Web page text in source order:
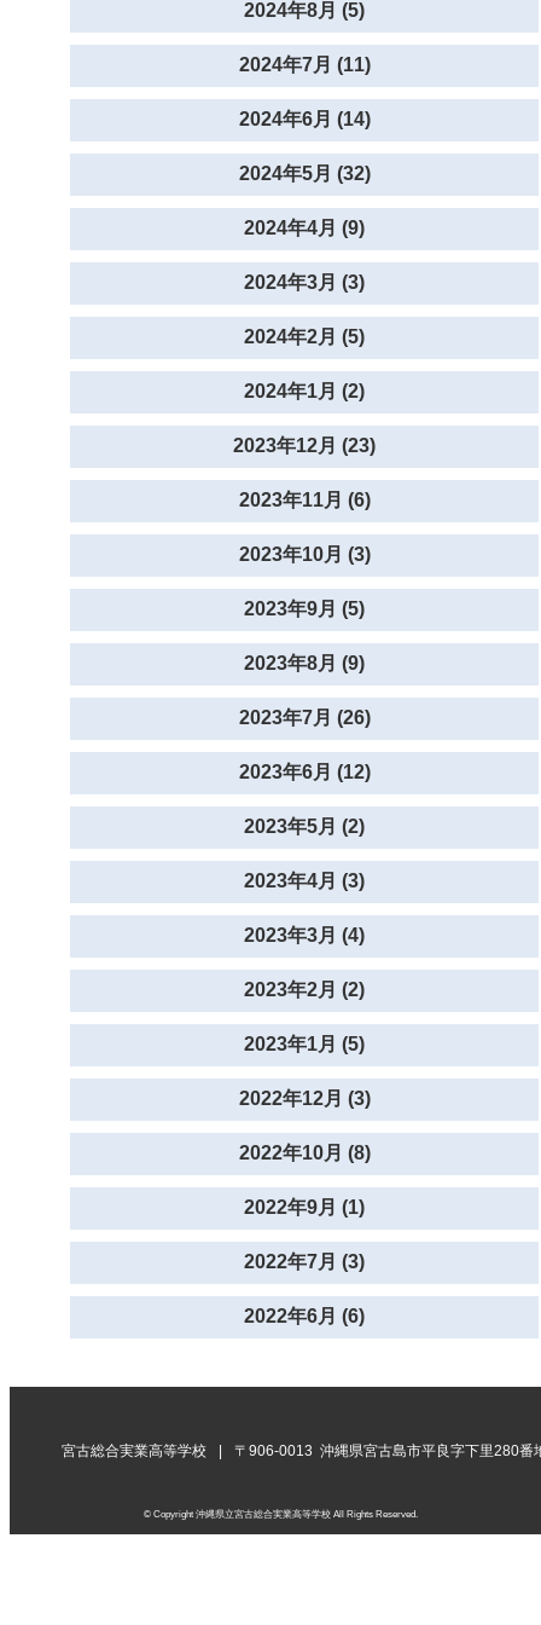
2024年8月 (5)
2024年7月 (11)
2024年6月 (14)
2024年5月 (32)
2024年4月 (9)
2024年3月 (3)
2024年2月 (5)
2024年1月 (2)
2023年12月 (23)
2023年11月 (6)
2023年10月 (3)
2023年9月 (5)
2023年8月 (9)
2023年7月 (26)
2023年6月 (12)
2023年5月 (2)
2023年4月 (3)
2023年3月 (4)
2023年2月 (2)
2023年1月 (5)
2022年12月 (3)
2022年10月 (8)
2022年9月 (1)
2022年7月 (3)
2022年6月 (6)
宮古総合実業高等学校 〒906-0013 沖縄県宮古島市平良字下里280番
© Copyright 沖縄県立宮古総合実業高等学校 All Rights Reserved.